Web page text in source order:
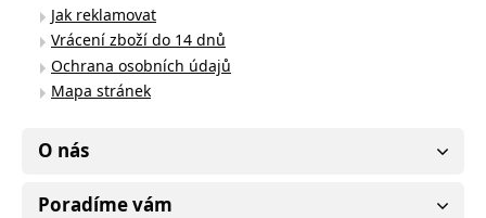
Jak reklamovat
Vrácení zboží do 14 dnů
Ochrana osobních údajů
Mapa stránek
O nás
Poradíme vám